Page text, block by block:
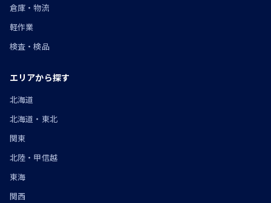
倉庫・物流
軽作業
検査・検品
エリアから探す
北海道
北海道・東北
関東
北陸・甲信越
東海
関西